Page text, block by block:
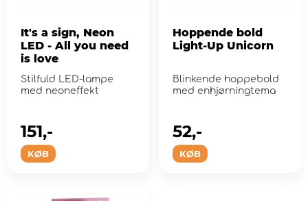
It's a sign, Neon
LED - All you need
is love
Stilfuld LED-lampe
med neoneffekt
KØB
151,-
Hoppende bold
Light-Up Unicorn
Blinkende hoppebold
med enhjørningtema
KØB
52,-